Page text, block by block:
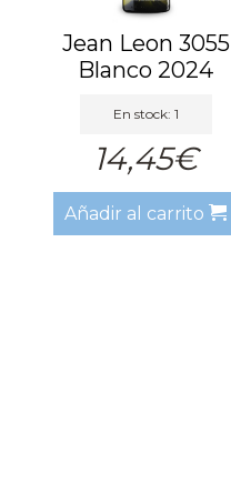
Jean Leon 3055
Blanco 2024
En stock: 1
14,45€
Añadir al carrito